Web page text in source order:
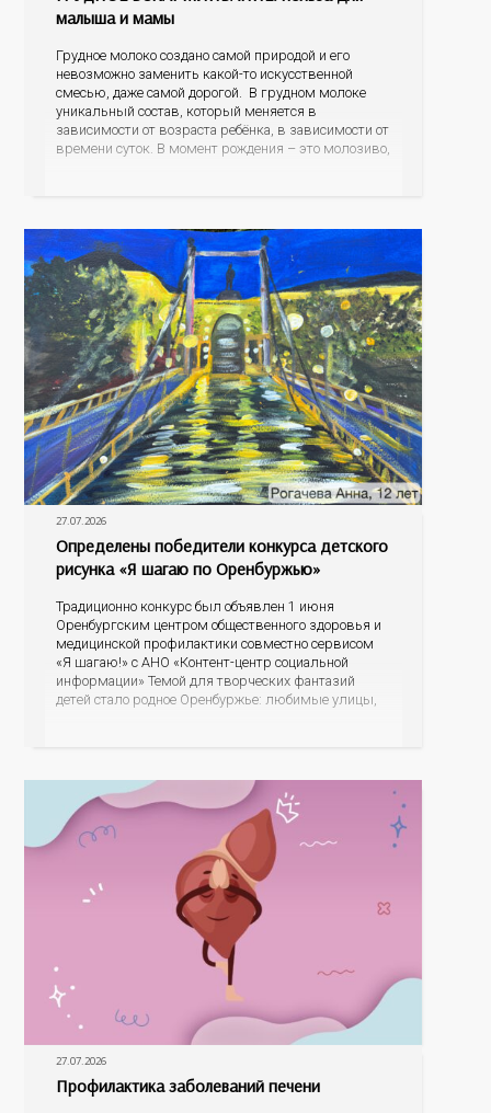
малыша и мамы
Грудное молоко создано самой природой и его
невозможно заменить какой-то искусственной
смесью, даже самой дорогой. В грудном молоке
уникальный состав, который меняется в
зависимости от возраста ребёнка, в зависимости от
времени суток. В момент рождения – это молозиво,
27.07.2026
Определены победители конкурса детского
рисунка «Я шагаю по Оренбуржью»
Традиционно конкурс был объявлен 1 июня
Оренбургским центром общественного здоровья и
медицинской профилактики совместно сервисом
«Я шагаю!» с АНО «Контент-центр социальной
информации» Темой для творческих фантазий
детей стало родное Оренбуржье: любимые улицы,
27.07.2026
Профилактика заболеваний печени